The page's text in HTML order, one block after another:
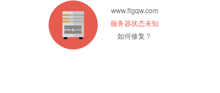
www.ftgqw.com
服务器状态未知
如何修复？